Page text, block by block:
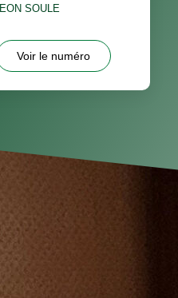
SOULE
Voir le numéro